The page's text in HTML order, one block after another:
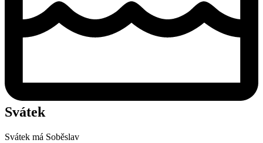
Svátek
Svátek má Soběslav